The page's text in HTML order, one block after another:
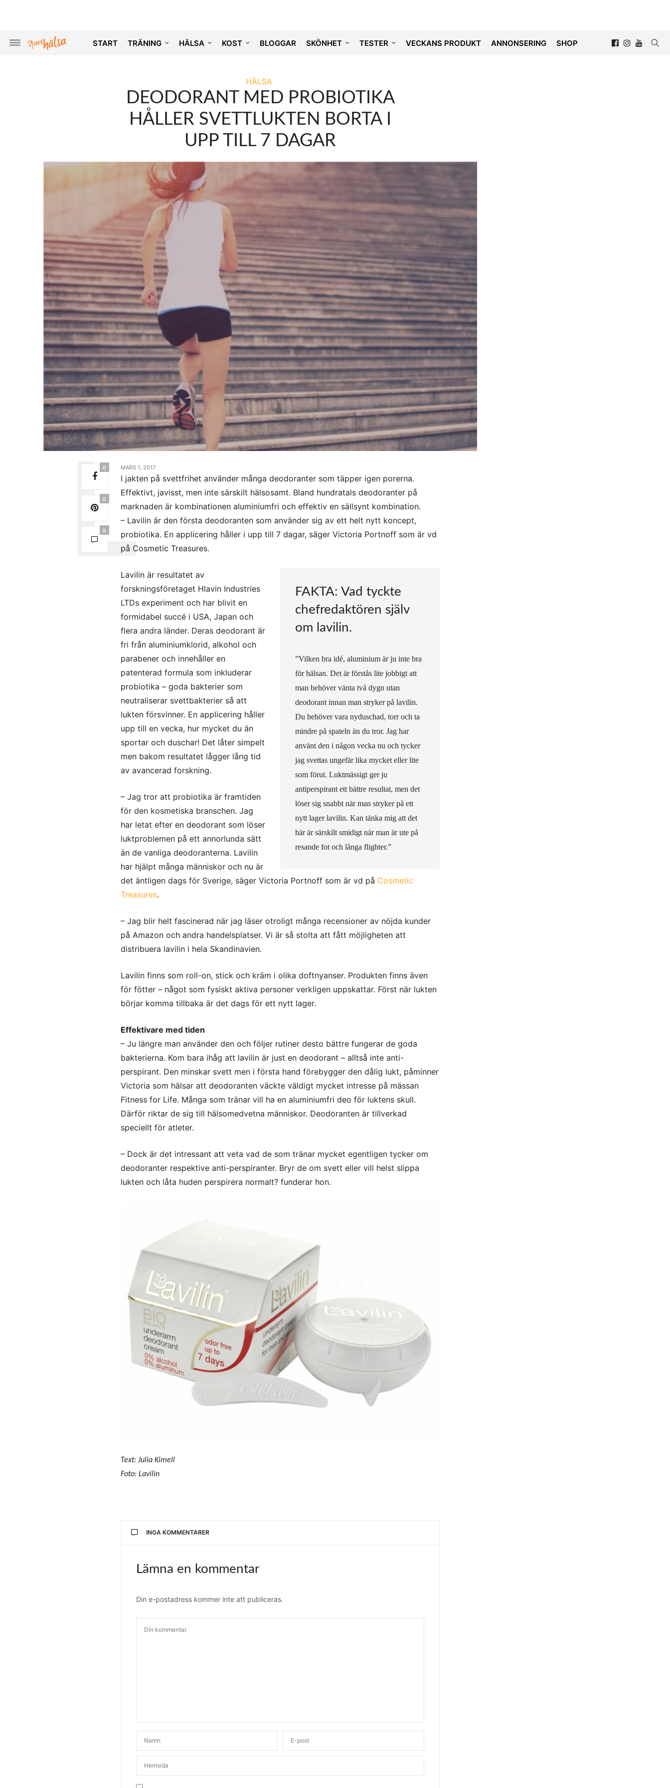
START TRÄNING HÄLSA KOST BLOGGAR SKÖNHET TESTER VECKANS PRODUKT ANNONSERING SHOP
HÄLSA
DEODORANT MED PROBIOTIKA
HÅLLER SVETTLUKTEN BORTA I
UPP TILL 7 DAGAR
0
0
0
MARS 1, 2017
I jakten på svettfrihet använder många deodoranter som täpper igen porerna.
Effektivt, javisst, men inte särskilt hälsosamt. Bland hundratals deodoranter på
marknaden är kombinationen aluminiumfri och effektiv en sällsynt kombination.
– Lavilin är den första deodoranten som använder sig av ett helt nytt koncept,
probiotika. En applicering håller i upp till 7 dagar, säger Victoria Portnoff som är vd
på Cosmetic Treasures.
FAKTA: Vad tyckte
chefredaktören själv
om lavilin.
”Vilken bra idé, aluminium är ju inte bra
för hälsan. Det är förstås lite jobbigt att
man behöver vänta två dygn utan
deodorant innan man stryker på lavilin.
Du behöver vara nyduschad, torr och ta
mindre på spateln än du tror. Jag har
använt den i någon vecka nu och tycker
jag svettas ungefär lika mycket eller lite
som förut. Luktmässigt ger ju
antiperspirant ett bättre resultat, men det
löser sig snabbt när man stryker på ett
nytt lager lavilin. Kan tänka mig att det
här är särskilt smidigt när man är ute på
resande fot och långa flighter.”
Lavilin är resultatet av
forskningsföretaget Hlavin Industries
LTDs experiment och har blivit en
formidabel succé i USA, Japan och
flera andra länder. Deras deodorant är
fri från aluminiumklorid, alkohol och
parabener och innehåller en
patenterad formula som inkluderar
probiotika – goda bakterier som
neutraliserar svettbakterier så att
lukten försvinner. En applicering håller
upp till en vecka, hur mycket du än
sportar och duschar! Det låter simpelt
men bakom resultatet lågger lång tid
av avancerad forskning.
– Jag tror att probiotika är framtiden
för den kosmetiska branschen. Jag
har letat efter en deodorant som löser
luktproblemen på ett annorlunda sätt
än de vanliga deodoranterna. Lavilin
har hjälpt många människor och nu är
det äntligen dags för Sverige, säger Victoria Portnoff som är vd på Cosmetic
Treasures.
– Jag blir helt fascinerad när jag läser otroligt många recensioner av nöjda kunder
på Amazon och andra handelsplatser. Vi är så stolta att fått möjligheten att
distribuera lavilin i hela Skandinavien.
Lavilin finns som roll-on, stick och kräm i olika doftnyanser. Produkten finns även
för fötter – något som fysiskt aktiva personer verkligen uppskattar. Först när lukten
börjar komma tillbaka är det dags för ett nytt lager.
Effektivare med tiden
– Ju längre man använder den och följer rutiner desto bättre fungerar de goda
bakterierna. Kom bara ihåg att lavilin är just en deodorant – alltså inte anti-
perspirant. Den minskar svett men i första hand förebygger den dålig lukt, påminner
Victoria som hälsar att deodoranten väckte väldigt mycket intresse på mässan
Fitness for Life. Många som tränar vill ha en aluminiumfri deo för luktens skull.
Därför riktar de sig till hälsomedvetna människor. Deodoranten är tillverkad
speciellt för atleter.
– Dock är det intressant att veta vad de som tränar mycket egentligen tycker om
deodoranter respektive anti-perspiranter. Bryr de om svett eller vill helst slippa
lukten och låta huden perspirera normalt? funderar hon.
Text: Julia Kimell
Foto: Lavilin
INGA KOMMENTARER
Lämna en kommentar
Din e-postadress kommer inte att publiceras.